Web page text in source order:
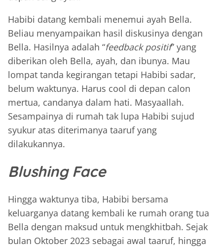
Habibi datang kembali menemui ayah Bella.
Beliau menyampaikan hasil diskusinya dengan
Bella. Hasilnya adalah “feedback positif” yang
diberikan oleh Bella, ayah, dan ibunya. Mau
lompat tanda kegirangan tetapi Habibi sadar,
belum waktunya. Harus cool di depan calon
mertua, candanya dalam hati. Masyaallah.
Sesampainya di rumah tak lupa Habibi sujud
syukur atas diterimanya taaruf yang
dilakukannya.
Blushing Face
Hingga waktunya tiba, Habibi bersama
keluarganya datang kembali ke rumah orang tua
Bella dengan maksud untuk mengkhitbah. Sejak
bulan Oktober 2023 sebagai awal taaruf, hingga